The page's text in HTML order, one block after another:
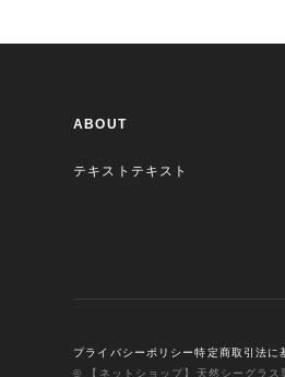
ABOUT
テキストテキスト
プライバシーポリシー特定商取引法に
© 【ネットショップ】天然シーグラ